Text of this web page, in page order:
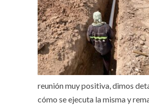
reunión muy positiva, dimos
cómo se ejecuta la misma y